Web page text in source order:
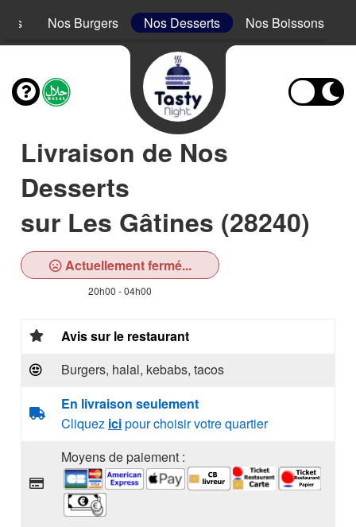
Nos Burgers Nos Desserts Nos Boissons
Livraison de Nos
Desserts
sur Les Gâtines (28240)
Actuellement fermé...
20h00 - 04h00
Avis sur le restaurant
Burgers, halal, kebabs, tacos
En livraison seulement
Cliquez icipour choisir votre quartier
Moyens de paiement :